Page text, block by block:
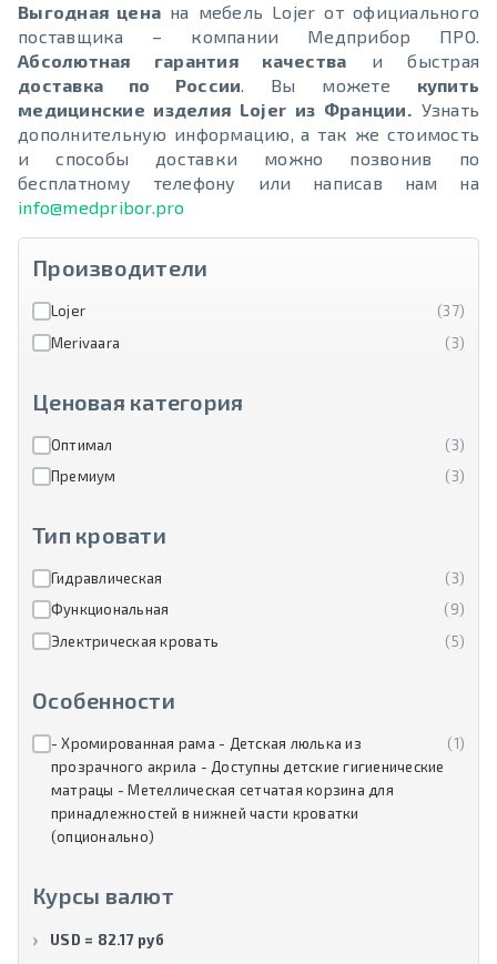
Выгодная цена на мебель Lojer от официального
поставщика – компании Медприбор ПРО.
Абсолютная гарантия качества и быстрая
доставка по России. Вы можете купить
медицинские изделия Lojer из Франции.Узнать
дополнительную информацию, а так же стоимость
и способы доставки можно позвонив по
бесплатному телефону или написав нам на
info@medpribor.pro
Производители
Lojer
(37)
Merivaara
(3)
Ценовая категория
Оптимал
(3)
Премиум
(3)
Тип кровати
Гидравлическая
(3)
Функциональная
(9)
Электрическая кровать
(5)
Особенности
- Хромированная рама - Детская люлька из
прозрачного акрила - Доступны детские гигиенические
матрацы - Метеллическая сетчатая корзина для
принадлежностей в нижней части кроватки
(опционально)
(1)
Курсы валют
USD = 82.17 руб